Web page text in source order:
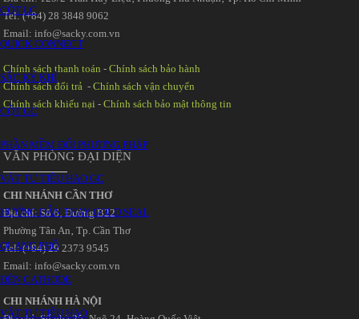
CỘT LC
QUICK CONNECT
SẮC KÝ KHÍ
CỘT GC
PHẦN MỀM ĐỔI PHƯƠNG PHÁP
VẬT TƯ TIÊU HAO GC
HƯỚNG DẪN THAY GOLD SEAL
QUANG PHỔ
ĐÈN CATHODE
VẬT TƯ TIÊU HAO
Tel: (+84) 28 3848 9062
Email: info@sacky.com.vn
Chính sách thanh toán -Chính sách bảo hành
Chính sách đổi trả -Chính sách vận chuyển
Chính sách khiếu nại -Chính sách bảo mật thông tin
VĂN PHÒNG ĐẠI DIỆN
CHI NHÁNH CẦN THƠ
Địa chỉ: Số 6‚ Đường B22
Phường Tân An‚ Tp. Cần Thơ
Tel: (+84) 29 2373 9545
Email: info@sacky.com.vn
CHI NHÁNH HÀ NỘI